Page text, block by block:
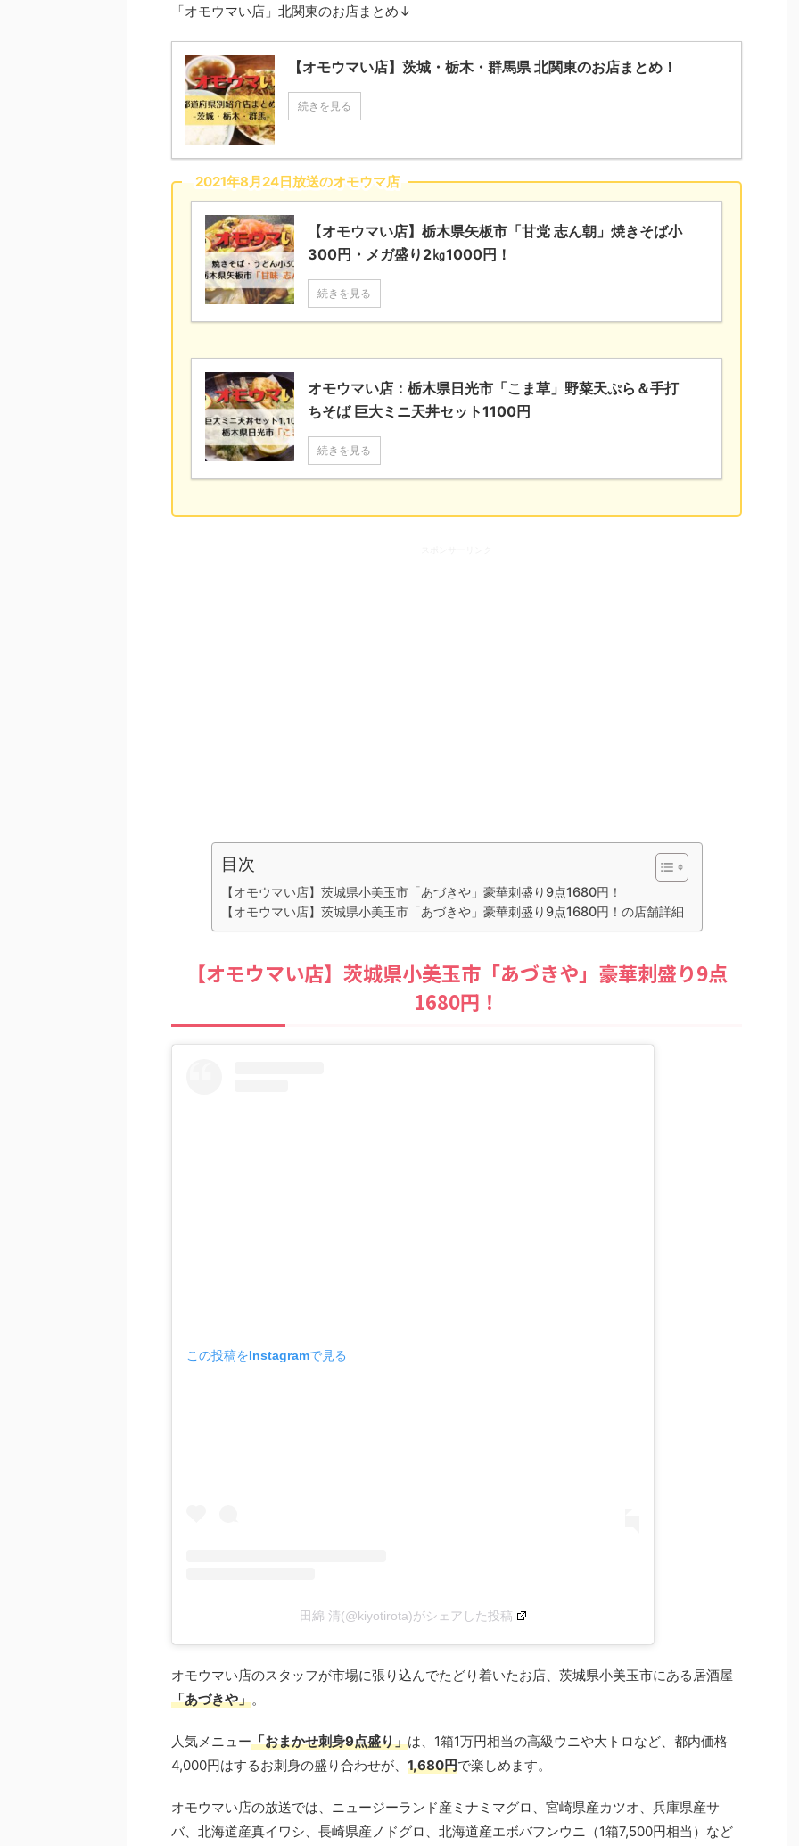
「オモウマい店」北関東のお店まとめ↓
【オモウマい店】茨城・栃木・群馬県 北関東のお店まとめ！
続きを見る
2021年8月24日放送のオモウマ店
【オモウマい店】栃木県矢板市「甘党 志ん朝」焼きそば小
300円・メガ盛り2㎏1000円！
続きを見る
オモウマい店：栃木県日光市「こま草」野菜天ぷら＆手打
ちそば 巨大ミニ天丼セット1100円
続きを見る
目次
【オモウマい店】茨城県小美玉市「あづきや」豪華刺盛り9点1680円！
【オモウマい店】茨城県小美玉市「あづきや」豪華刺盛り9点1680円！の店舗詳細
【オモウマい店】茨城県小美玉市「あづきや」豪華刺盛り9点
1680円！
この投稿をInstagramで見る
田綿 清(@kiyotirota)がシェアした投稿
オモウマい店のスタッフが市場に張り込んでたどり着いたお店、茨城県小美玉市にある居酒屋
「あづきや」。
人気メニュー「おまかせ刺身9点盛り」は、1箱1万円相当の高級ウニや大トロなど、都内価格
4,000円はするお刺身の盛り合わせが、 1,680円で楽しめます。
オモウマい店の放送では、ニュージーランド産ミナミマグロ、宮崎県産カツオ、兵庫県産サ
バ、北海道産真イワシ、長崎県産ノドグロ、北海道産エボバフンウニ（1箱7,500円相当）など